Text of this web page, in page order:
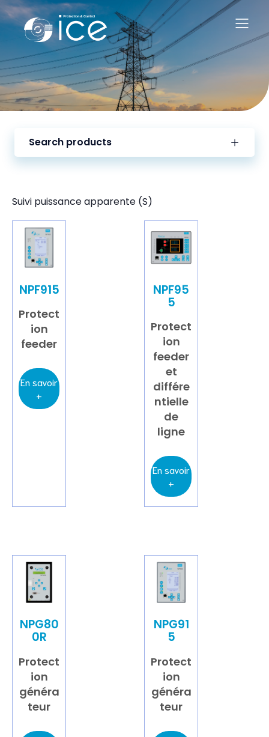
Search products
Suivi puissance apparente (S)
NPF915
Protect
ion
feeder
En savoir
+
NPF95
5
Protect
ion
feeder
et
différe
ntielle
de
ligne
En savoir
+
NPG80
0R
Protect
ion
généra
teur
NPG91
5
Protect
ion
généra
teur